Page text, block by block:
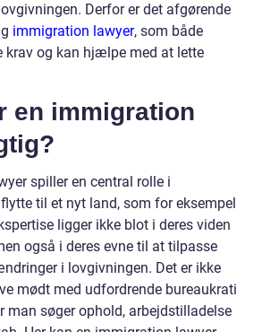
Derfor er det afgørende
immigration lawyer, som både
krav og kan hjælpe med at lette
en immigration
spiller en central rolle i
til et nyt land, som for eksempel
ligger ikke blot i deres viden
også i deres evne til at tilpasse
i lovgivningen. Det er ikke
mødt med udfordrende bureaukrati
man søger ophold, arbejdstilladelse